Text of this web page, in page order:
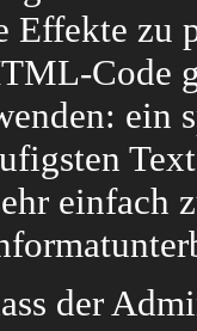
Effekte zu
Code
ein
der